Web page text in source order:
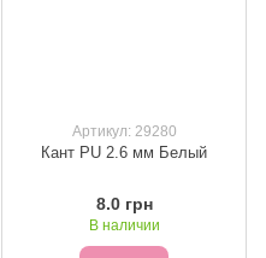
Артикул: 29280
Кант PU 2.6 мм Белый
8.0 грн
В наличии